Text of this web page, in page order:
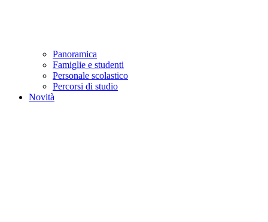
Panoramica
Famiglie e studenti
Personale scolastico
Percorsi di studio
Novità